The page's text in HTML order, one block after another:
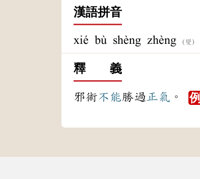
漢語拼音
xié bù shèng zhèng (變)
釋 義
邪術不能勝過正氣 。 例